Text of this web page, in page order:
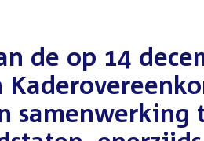
de op 14
samenwerking